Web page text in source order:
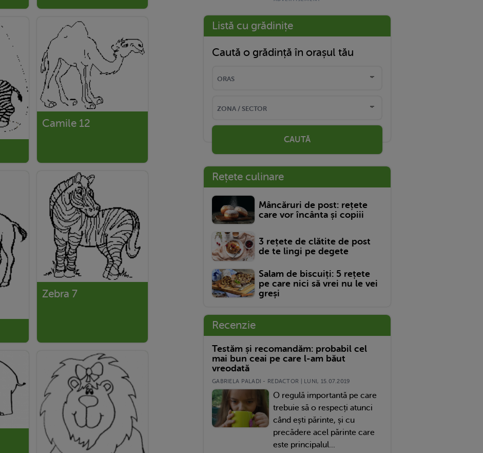
Camile 12
Zebra 7
Listă cu grădinițe
Caută o grădință în orașul tău
CAUTĂ
Rețete culinare
Mâncăruri de post: rețete
care vor încânta și copiii
3 rețete de clătite de post
de te lingi pe degete
Salam de biscuiți: 5 rețete
pe care nici să vrei nu le vei
greși
Recenzie
Testăm și recomandăm: probabil cel
mai bun ceai pe care l-am băut
vreodată
GABRIELA PALADI - REDACTOR | LUNI, 15.07.2019
O regulă importantă pe care
trebuie să o respecți atunci
când ești părinte, și cu
precădere acel părinte care
este principalul...